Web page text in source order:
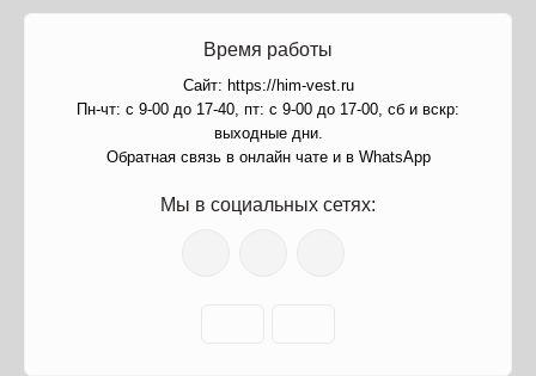
Время работы
Сайт: https://him-vest.ru
Пн-чт: с 9-00 до 17-40, пт: с 9-00 до 17-00, сб и вскр:
выходные дни.
Обратная связь в онлайн чате и в WhatsApp
Мы в социальных сетях: